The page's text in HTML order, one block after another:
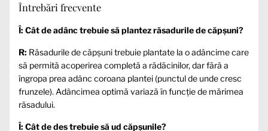
Întrebări frecvente
Î: Cât de adânc trebuie să plantez răsadurile de căpșuni?
R: Răsadurile de căpșuni trebuie plantate la o adâncime care
să permită acoperirea completă a rădăcinilor, dar fără a
îngropa prea adânc coroana plantei (punctul de unde cresc
frunzele). Adâncimea optimă variază în funcție de mărimea
răsadului.
Î: Cât de des trebuie să ud căpșunile?